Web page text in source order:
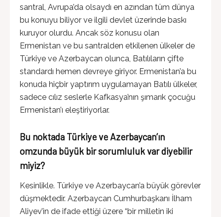
santral, Avrupa’da olsaydı en azından tüm dünya
bu konuyu biliyor ve ilgili devlet üzerinde baskı
kuruyor olurdu. Ancak söz konusu olan
Ermenistan ve bu santralden etkilenen ülkeler de
Türkiye ve Azerbaycan olunca, Batılıların çifte
standardı hemen devreye giriyor. Ermenistan’a bu
konuda hiçbir yaptırım uygulamayan Batılı ülkeler,
sadece cılız seslerle Kafkasya’nın şımarık çocuğu
Ermenistan’ı eleştiriyorlar.
Bu noktada Türkiye ve Azerbaycan’ın
omzunda büyük bir sorumluluk var diyebilir
miyiz?
Kesinlikle. Türkiye ve Azerbaycan’a büyük görevler
düşmektedir. Azerbaycan Cumhurbaşkanı İlham
Aliyev’in de ifade ettiği üzere “bir milletin iki